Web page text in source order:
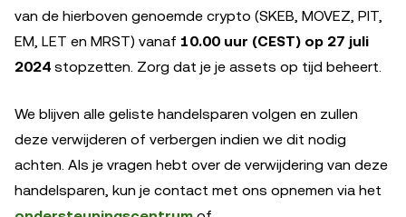
van de hierboven genoemde crypto (SKEB, MOVEZ, PIT,
EM, LET en MRST) vanaf 10.00 uur (CEST) op 27 juli
2024 stopzetten. Zorg dat je je assets op tijd beheert.
We blijven alle geliste handelsparen volgen en zullen
deze verwijderen of verbergen indien we dit nodig
achten. Als je vragen hebt over de verwijdering van deze
handelsparen, kun je contact met ons opnemen via het